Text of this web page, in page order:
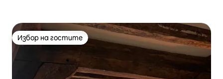
Избор на гостите
Избор на гостите